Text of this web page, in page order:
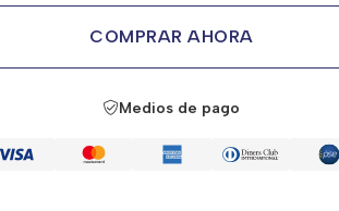
COMPRAR AHORA
Medios de pago